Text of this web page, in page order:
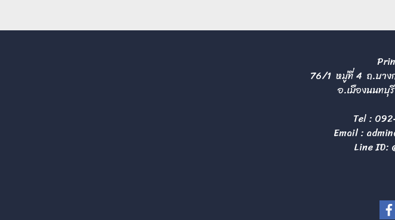
76/1 หมู่ที่ 4 ถ.บาง
อ.เมืองนนทบุ
Tel :
Email :
Line ID: